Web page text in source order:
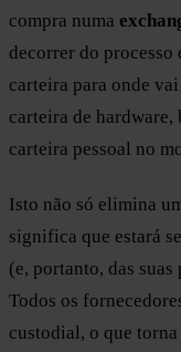
compra numa
decorrer do processo
carteira para onde
carteira de hardware,
carteira pessoal no
Isto não só elimina
significa que estará
(e, portanto, das
Todos os
custodial, o que